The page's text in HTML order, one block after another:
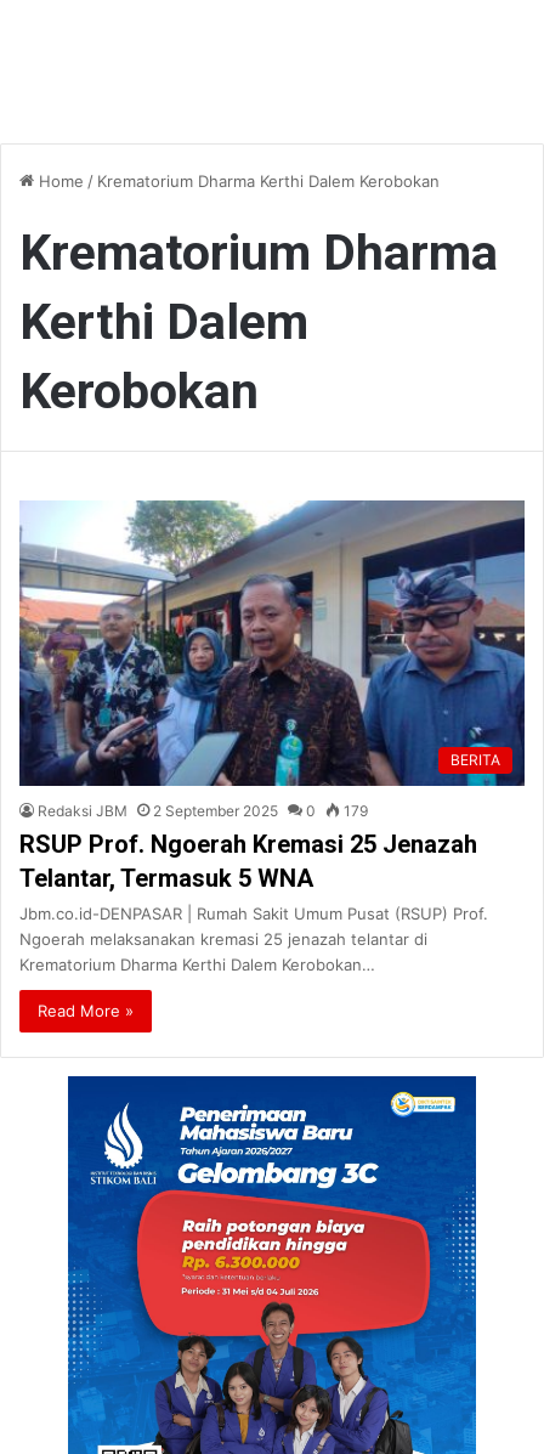
Home / Krematorium Dharma Kerthi Dalem Kerobokan
Krematorium Dharma
Kerthi Dalem
Kerobokan
BERITA
Redaksi JBM 2 September 2025 0 179
RSUP Prof. Ngoerah Kremasi 25 Jenazah
Telantar, Termasuk 5 WNA
Jbm.co.id-DENPASAR | Rumah Sakit Umum Pusat (RSUP) Prof.
Ngoerah melaksanakan kremasi 25 jenazah telantar di
Krematorium Dharma Kerthi Dalem Kerobokan…
Read More »